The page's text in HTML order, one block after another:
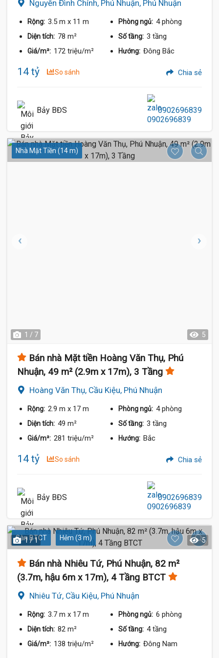
Nguyễn Đình Chính, Phú Nhuận, Phú Nhuận
Rộng: 3.5 m x 11 m Phòng ngủ: 4 phòng
Diện tích: 78 m² Số tầng: 3 tầng
Giá/m²: 172 triệu/m² Hướng: Đông Bắc
14 tỷ So sánh Chia sẻ
Bảy BĐS 0902696839
Nhà Mặt Tiền (14 m)
1 / 7 5
Bán nhà Mặt tiền Hoàng Văn Thụ, Phú
Nhuận, 49 m² (2.9m x 17m), 3 Tầng
Hoàng Văn Thụ, Cầu Kiệu, Phú Nhuận
Rộng: 2.9 m x 17 m Phòng ngủ: 4 phòng
Diện tích: 49 m² Số tầng: 3 tầng
Giá/m²: 281 triệu/m² Hướng: Bắc
14 tỷ So sánh Chia sẻ
Bảy BĐS 0902696839
Sàn BTCT Hẻm (3 m)
1 / 1 5
Bán nhà Nhiêu Tứ, Phú Nhuận, 82 m²
(3.7m, hậu 6m x 17m), 4 Tầng BTCT
Nhiêu Tứ, Cầu Kiệu, Phú Nhuận
Rộng: 3.7 m x 17 m Phòng ngủ: 6 phòng
Diện tích: 82 m² Số tầng: 4 tầng
Giá/m²: 138 triệu/m² Hướng: Đông Nam